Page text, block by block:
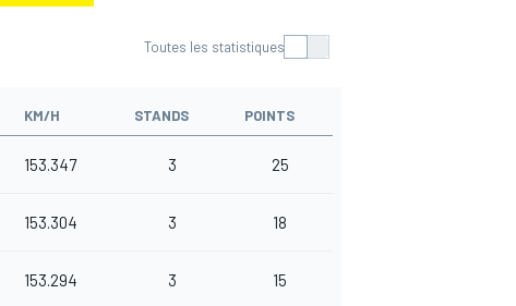
Toutes les statistiques
KM/H STANDS POINTS
153.347 3 25
153.304 3 18
153.294 3 15